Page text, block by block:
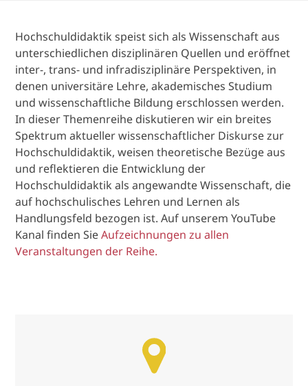
Hochschuldidaktik speist sich als Wissenschaft aus
unterschiedlichen disziplinären Quellen und eröffnet
inter-, trans- und infradisziplinäre Perspektiven, in
denen universitäre Lehre, akademisches Studium
und wissenschaftliche Bildung erschlossen werden.
In dieser Themenreihe diskutieren wir ein breites
Spektrum aktueller wissenschaftlicher Diskurse zur
Hochschuldidaktik, weisen theoretische Bezüge aus
und reflektieren die Entwicklung der
Hochschuldidaktik als angewandte Wissenschaft, die
auf hochschulisches Lehren und Lernen als
Handlungsfeld bezogen ist. Auf unserem YouTube
Kanalfinden SieAufzeichnungen zu allen
Veranstaltungen der Reihe.